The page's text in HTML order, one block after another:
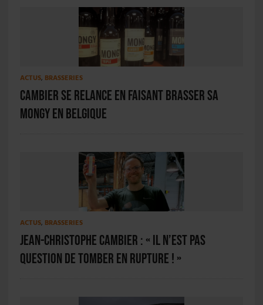
ACTUS, BRASSERIES
Cambier se relance en faisant brasser sa
Mongy en Belgique
ACTUS, BRASSERIES
Jean-Christophe Cambier : « Il n’est pas
question de tomber en rupture ! »